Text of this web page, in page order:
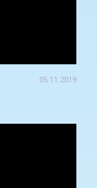
05.11.2019